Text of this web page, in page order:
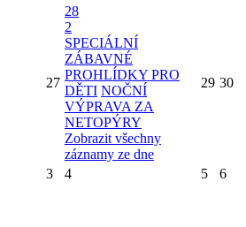
27
28
2
SPECIÁLNÍ
ZÁBAVNÉ
PROHLÍDKY PRO
DĚTI NOČNÍ
VÝPRAVA ZA
NETOPÝRY
Zobrazit všechny
záznamy ze dne
29 30
3 4 5 6